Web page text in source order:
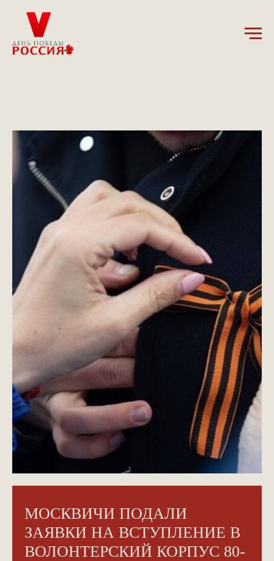
МОСКВИЧИ ПОДАЛИ
ЗАЯВКИ НА ВСТУПЛЕНИЕ В
ВОЛОНТЕРСКИЙ КОРПУС 80-